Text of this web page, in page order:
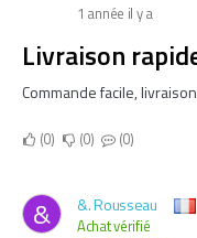
1 année il y a
Livraison
Commande facile,
0 0 0
& &. Rousseau
Achat vérifié